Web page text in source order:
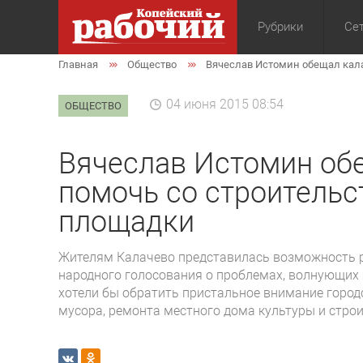
Рубрики
Общество
Главная Общество Вячеслав Истомин обещал
ОБЩЕСТВО 04 июня 2015 08:54
Вячеслав Истомин
помочь со
площадки
Жителям Калачево представилась возможность
народного голосования о проблемах,
хотели бы обратить пристальное внимание
мусора, ремонта местного дома культуры и